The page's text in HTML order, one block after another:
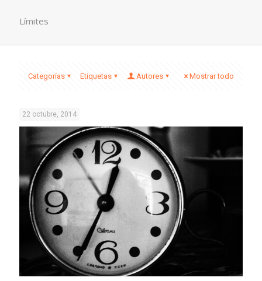
Límites
Categorías Etiquetas Autores Mostrar todo
22 octubre, 2014